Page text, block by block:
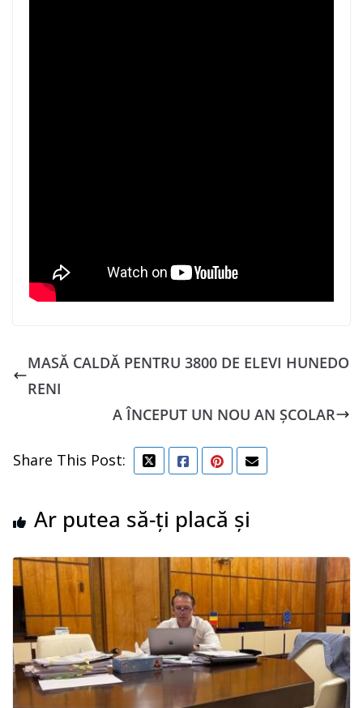
MASĂ CALDĂ PENTRU 3800 DE ELEVI HUNEDO
RENI
A ÎNCEPUT UN NOU AN ȘCOLAR
Share This Post:
Ar putea să-ți placă și